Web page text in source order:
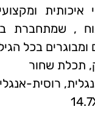
איכותית
ומבוגרים בכל
תכלת שחור
רוסית-